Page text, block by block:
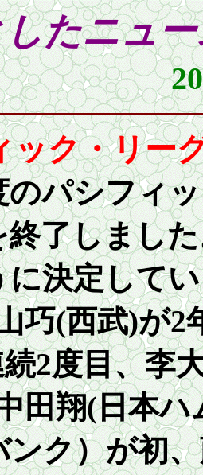
したニ
ック・リー
のパシフィ
了しまし
決定して
巧(西武)が2
2度目、李
田翔(日本ハ
ンク）が初、